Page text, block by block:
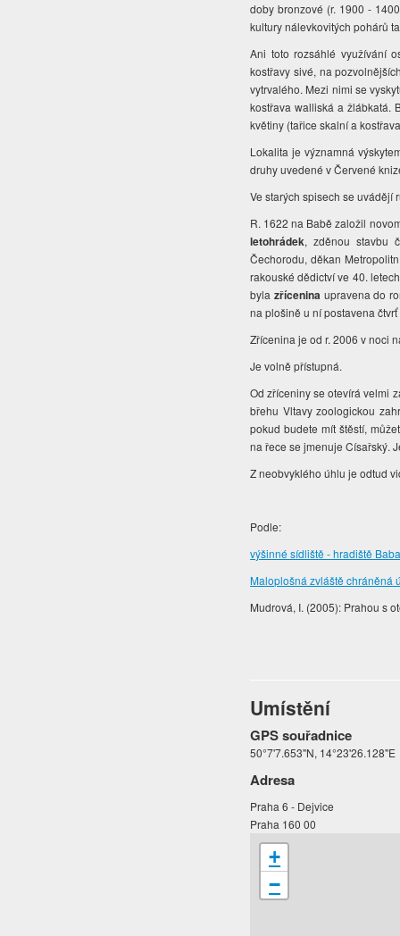
doby bronzové (r. 1900 -
kultury nálevkovitých pohárů
Ani toto rozsáhlé využívání
kostřavy sivé, na
vytrvalého. Mezi nimi se
kostřava walliská a žlábkatá.
květiny (tařice skalní a
Lokalita je významná
druhy uvedené v Červené
Ve starých spisech se uvádějí
R. 1622 na Babě založil
letohrádek, zděnou stavbu
Čechorodu, děkan
rakouské dědictví ve 40.
byla zřícenina upravena do
na plošině u ní postavena
Zřícenina je od r. 2006 v noci
Je volně přístupná.
Od zříceniny se otevírá velmi
břehu Vltavy zoologickou
pokud budete mít štěstí,
na řece se jmenuje Císařský.
Z neobvyklého úhlu je odtud
Podle:
výšinné sídliště - hradiště
Maloplošná zvláště chráněná
Mudrová, I. (2005): Prahou s
Umístění
GPS souřadnice
50°7'7.653"N, 14°23'26.128"E
Adresa
Praha 6 - Dejvice
Praha 160 00
+
−